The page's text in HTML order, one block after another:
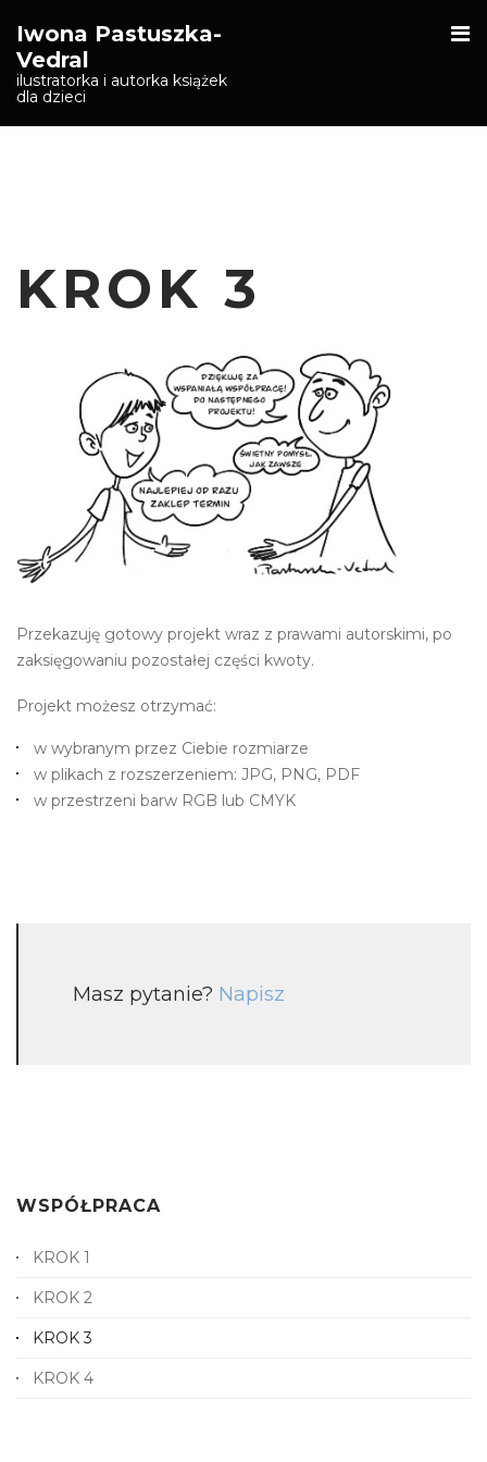
Iwona Pastuszka-
Vedral
ilustratorka i autorka książek
dla dzieci
KROK 3
Przekazuję gotowy projekt wraz z prawami autorskimi, po
zaksięgowaniu pozostałej części kwoty.
Projekt możesz otrzymać:
w wybranym przez Ciebie rozmiarze
w plikach z rozszerzeniem: JPG, PNG, PDF
w przestrzeni barw RGB lub CMYK
Masz pytanie? Napisz
WSPÓŁPRACA
KROK 1
KROK 2
KROK 3
KROK 4